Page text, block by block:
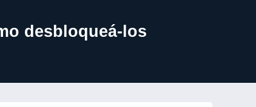
desbloqueá-los